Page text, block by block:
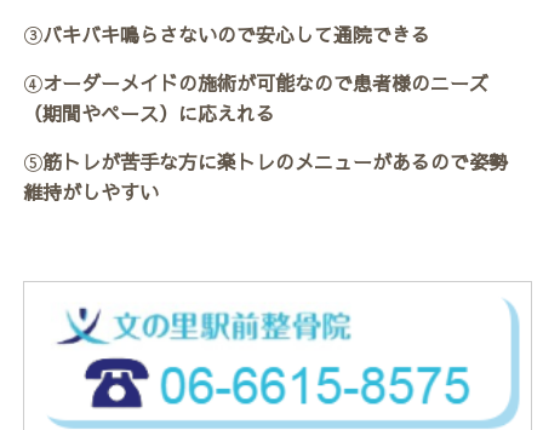
③バキバキ鳴らさないので安心して通院できる
④オーダーメイドの施術が可能なので患者様のニーズ
（期間やペース）に応えれる
⑤筋トレが苦手な方に楽トレのメニューがあるので姿勢
維持がしやすい